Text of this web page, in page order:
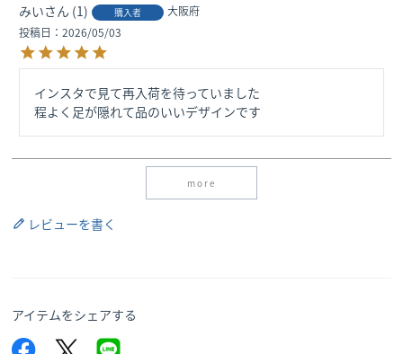
みい
1 購入者
大阪府
投稿日
2026/05/03
インスタで見て再入荷を待っていました
more
レビューを書く
アイテムをシェアする